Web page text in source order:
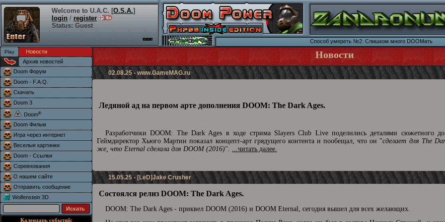
Welcome to U.A.C. [O.S.A.]
login / register
Status: Guest
Способ умереть №2: Слишком много DOOMать
Новости
Архив новостей
Doom Форум
Doom - F.A.Q.
Скачать
Doom 3
Doom®
Doom Фильм
Игра через интернет
Веселые картинки
Doom - Ссылки
Соревнования
О нашем сайте
Отправить сообщение
Wolfenstein 3D
Календарь событий:
Новости
02.08.25 -www.GameMAG.ru
Ледяной ад на первом арте дополнения DOOM: The Dark Ages.
Разработчики DOOM: The Dark Ages в ходе стрима Slayers Club Live поделились деталями сюжетного
Геймдиректор Хьюго Мартин показал концепт-арт грядущего контента и пообещал, что он "сделает для The
же, что Eternal сделала для DOOM (2016)". ...читать далее.
15.05.25 - [LeD]Jake Crusher
Состоялся релиз DOOM: The Dark Ages.
DOOM: The Dark Ages - приквел DOOM (2016) и DOOM Eternal, сегодня вышел для всех желающих.